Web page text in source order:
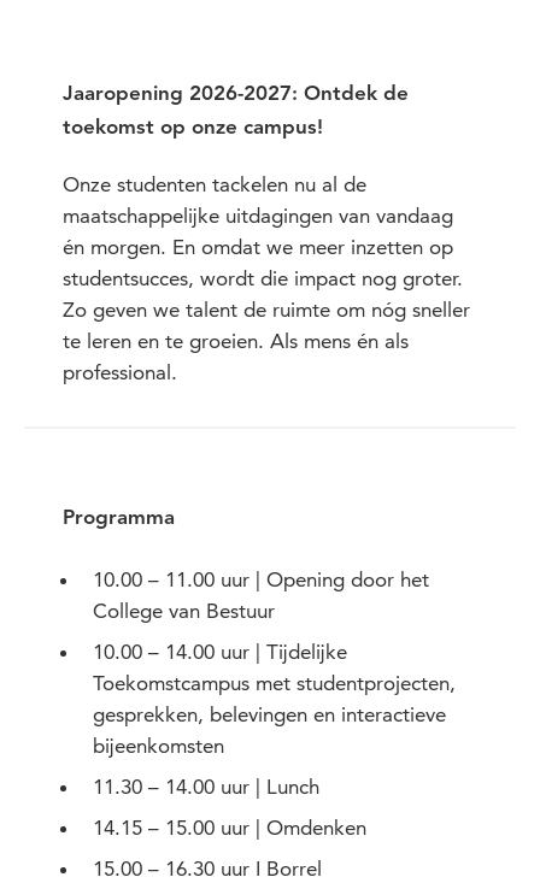
Jaaropening 2026-2027: Ontdek de
toekomst op onze campus!
Onze studenten tackelen nu al de
maatschappelijke uitdagingen van vandaag
én morgen. En omdat we meer inzetten op
studentsucces, wordt die impact nog groter.
Zo geven we talent de ruimte om nóg sneller
te leren en te groeien. Als mens én als
professional.
Programma
10.00 – 11.00 uur | Opening door het
College van Bestuur
10.00 – 14.00 uur | Tijdelijke
Toekomstcampus met studentprojecten,
gesprekken, belevingen en interactieve
bijeenkomsten
11.30 – 14.00 uur | Lunch
14.15 – 15.00 uur | Omdenken
15.00 – 16.30 uur I Borrel